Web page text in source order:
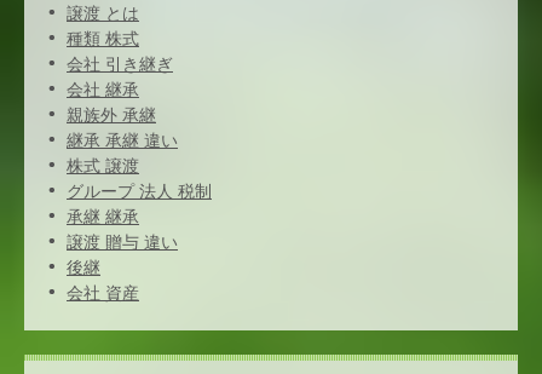
譲渡 とは
種類 株式
会社 引き継ぎ
会社 継承
親族外 承継
継承 承継 違い
株式 譲渡
グループ 法人 税制
承継 継承
譲渡 贈与 違い
後継
会社 資産